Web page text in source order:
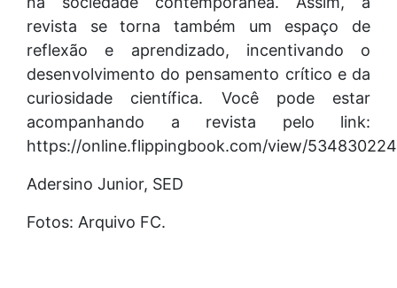
revista se torna também um espaço de
reflexão e aprendizado, incentivando o
desenvolvimento do pensamento crítico e da
curiosidade científica. Você pode estar
acompanhando a revista pelo link:
https://online.flippingbook.com/view/
Adersino Junior, SED
Fotos: Arquivo FC.